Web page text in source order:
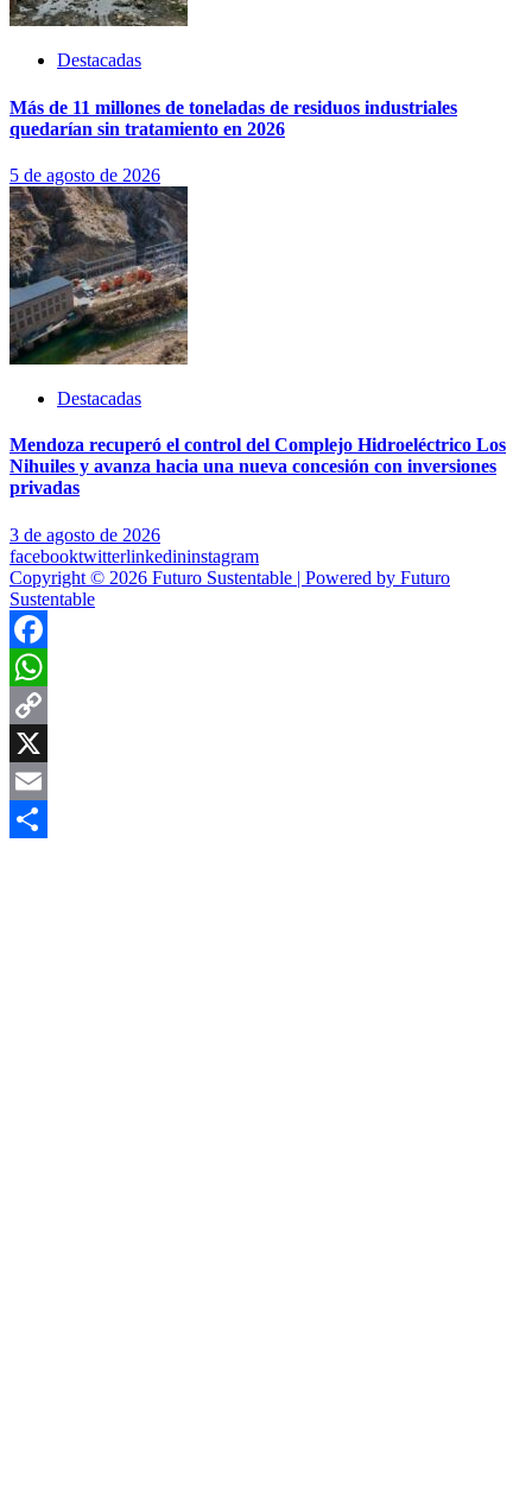
Destacadas
Más de 11 millones de toneladas de residuos industriales
quedarían sin tratamiento en 2026
5 de agosto de 2026
Destacadas
Mendoza recuperó el control del Complejo Hidroeléctrico Los
Nihuiles y avanza hacia una nueva concesión con inversiones
privadas
3 de agosto de 2026
facebooktwitterlinkedininstagram
Copyright © 2026 Futuro Sustentable | Powered by Futuro
Sustentable
Facebook
WhatsApp
Copy
Link
X
Email